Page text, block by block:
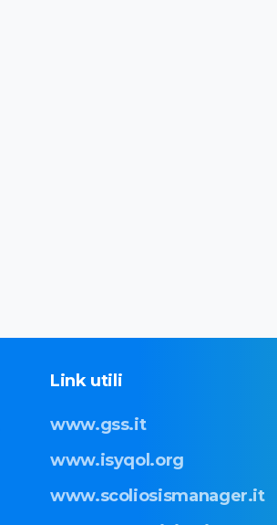
Link utili
www.gss.it
www.isyqol.org
www.scoliosismanager.it